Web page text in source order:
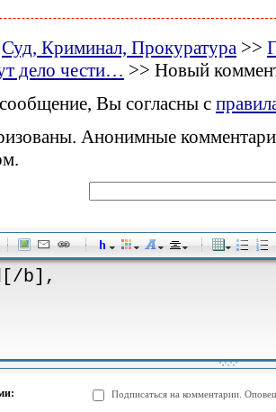
Суд, Криминал, Прокуратура >>
дело чести… >> Новый
Вы согласны с
Анонимные
-
-
-
-
-
-
-
-
-
-
-
-
-
Подписаться на комментарии.